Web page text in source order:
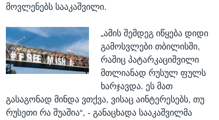
მოვლენებს სააკაშვილი.
„ამის შემდეგ იწყება დიდი
გამოსვლები თბილისში,
რაშიც პატარკაციშვილი
მთლიანად რუსულ ფულს
ხარჯავდა. ეს მათ
გასაგონად მინდა ვთქვა, ვისაც აინტერესებს, თუ
რუსეთი რა შუაშია“, - განაცხადა სააკაშვილმა